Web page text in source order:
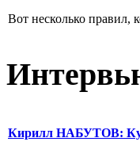
Вот несколько правил,
Кирилл НАБУТОВ: